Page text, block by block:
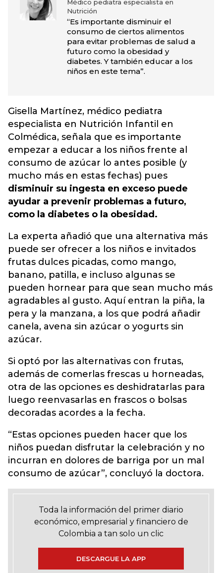
Médico pediatra especialista en
Nutrición
“Es importante disminuir el
consumo de ciertos alimentos
para evitar problemas de salud a
futuro como la obesidad y
diabetes. Y también educar a los
niños en este tema”.
Gisella Martínez, médico pediatra
especialista en Nutrición Infantil en
Colmédica, señala que es importante
empezar a educar a los niños frente al
consumo de azúcar lo antes posible (y
mucho más en estas fechas) pues
disminuir su ingesta en exceso puede
ayudar a prevenir problemas a futuro,
como la diabetes o la obesidad.
La experta añadió que una alternativa más
puede ser ofrecer a los niños e invitados
frutas dulces picadas, como mango,
banano, patilla, e incluso algunas se
pueden hornear para que sean mucho más
agradables al gusto. Aquí entran la piña, la
pera y la manzana, a los que podrá añadir
canela, avena sin azúcar o yogurts sin
azúcar.
Si optó por las alternativas con frutas,
además de comerlas frescas u horneadas,
otra de las opciones es deshidratarlas para
luego reenvasarlas en frascos o bolsas
decoradas acordes a la fecha.
“Estas opciones pueden hacer que los
niños puedan disfrutar la celebración y no
incurran en dolores de barriga por un mal
consumo de azúcar”, concluyó la doctora.
Toda la información del primer diario
económico, empresarial y financiero de
Colombia a tan solo un clic
DESCARGUE LA APP